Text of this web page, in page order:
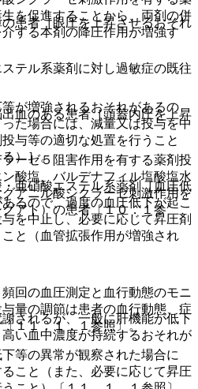
を促進することから、両剤の併
する本剤の降圧作用が増強す
が増強されるおそれがあるの
た場合には、減量又は投与を中
与等の適切な処置を行うこと
）］。
亜硝酸エステル系薬剤［血圧低
るので、過度の血圧低下が起こ
を中止し、必要に応じて昇圧剤
と（血管拡張作用が増強され
されるが、一般に肝機能が低下
い血中濃度が持続するおそれが
患者［眼圧を上昇させるおそれ
テル系薬剤に対し過敏症の既往
血のある患者［頭蓋内圧を上昇
ーゼ５阻害作用を有する薬剤投
酸塩、バルデナフィル塩酸塩水
アニル酸シクラーゼ刺激作用を
アト）の患者〔１０．１参
回の血圧測定と血行動態のモニ
量の調節は患者の血行動態、症
１１．１．１参照〕。
等の異常が観察された場合に
こと（また、必要に応じて昇圧